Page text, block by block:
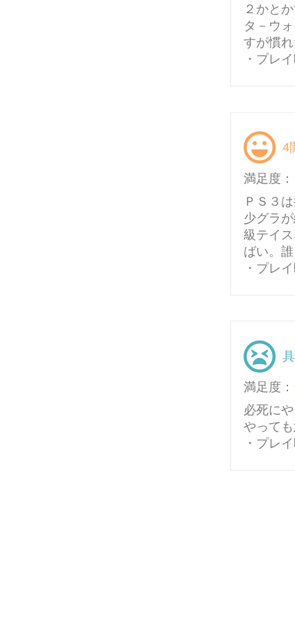
２かと
タ－ウ
すが慣
・プレ
4
満足度：
ＰＳ３
少グラ
級テイ
ばい。
・プレ
満足度：
必死に
やって
・プレ